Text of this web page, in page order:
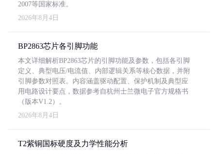
2007等国家标准。
2026年8月4日
BP2863芯片各引脚功能
本文详细解析BP2863芯片的引脚功能及参数，包括各引脚
定义、典型电压/电流值、内部逻辑关系等核心数据，并附
引脚参数对照表。内容涵盖驱动配置、保护机制及典型应
用电路设计要点，数据参考自杭州士兰微电子官方规格书
（版本V1.2）。
2026年8月4日
T2紫铜国标硬度及力学性能分析